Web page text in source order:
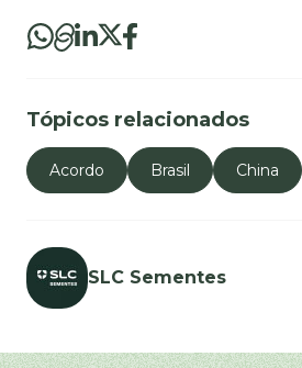
Tópicos relacionados
Acordo Brasil China
SLC Sementes